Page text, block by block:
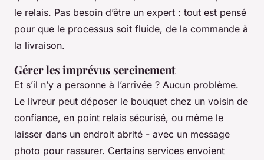
le relais. Pas besoin d’être un expert : tout est pensé
pour que le processus soit fluide, de la commande à
la livraison.
Gérer les imprévus sereinement
Et s’il n’y a personne à l’arrivée ? Aucun problème.
Le livreur peut déposer le bouquet chez un voisin de
confiance, en point relais sécurisé, ou même le
laisser dans un endroit abrité - avec un message
photo pour rassurer. Certains services envoient